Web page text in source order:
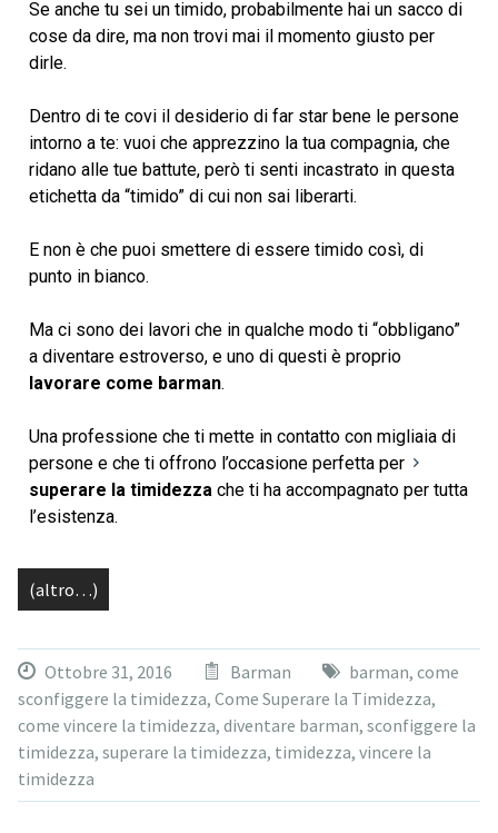
Se anche tu sei un timido, probabilmente hai un sacco di
cose da dire, ma non trovi mai il momento giusto per
dirle.
Dentro di te covi il desiderio di far star bene le persone
intorno a te: vuoi che apprezzino la tua compagnia, che
ridano alle tue battute, però ti senti incastrato in questa
etichetta da “timido” di cui non sai liberarti.
E non è che puoi smettere di essere timido così, di
punto in bianco.
Ma ci sono dei lavori che in qualche modo ti “obbligano”
a diventare estroverso, e uno di questi è proprio
lavorare come barman.
Una professione che ti mette in contatto con migliaia di
persone e che ti offrono l’occasione perfetta per
superare la timidezza che ti ha accompagnato per tutta
l’esistenza.
(altro…)
Ottobre 31, 2016 Barman barman, come
sconfiggere la timidezza, Come Superare la Timidezza,
come vincere la timidezza, diventare barman, sconfiggere la
timidezza, superare la timidezza, timidezza, vincere la
timidezza